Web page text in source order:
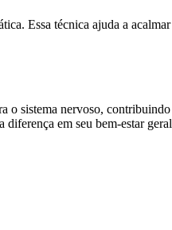
Essa técnica ajuda a
o sistema nervoso,
diferença em seu bem-estar